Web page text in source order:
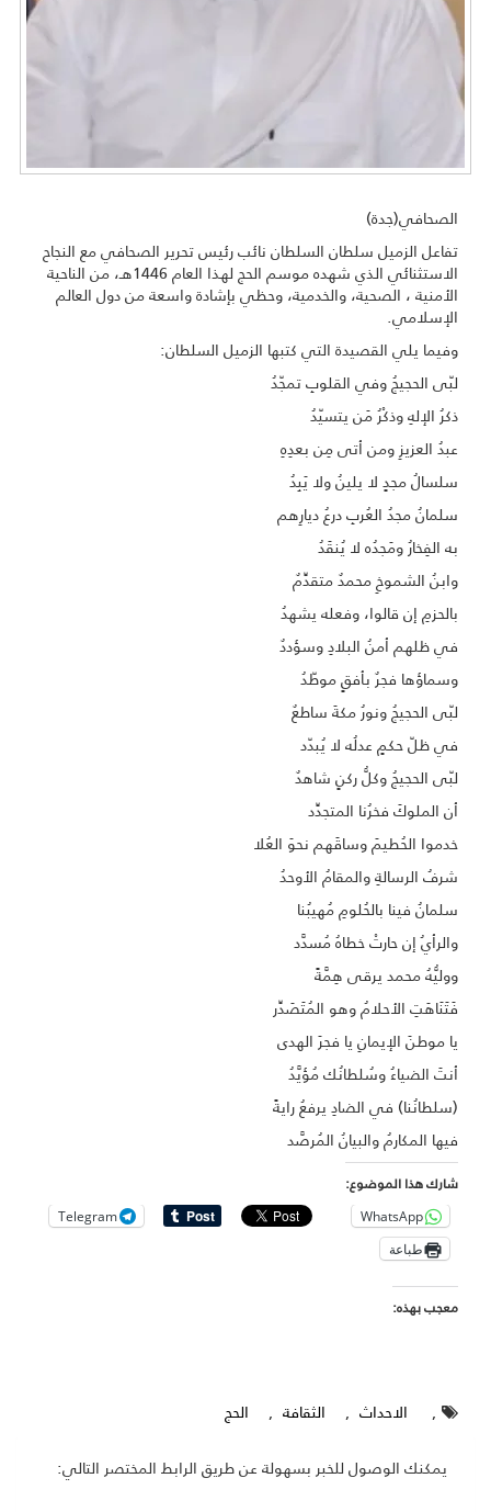
الصحافي(جدة)
تفاعل الزميل سلطان السلطان نائب رئيس تحرير الصحافي مع النجاح
الاستثنائي الذي شهده موسم الحج لهذا العام 1446هـ، من الناحية
الأمنية ، الصحية، والخدمية، وحظي بإشادة واسعة من دول العالم
الإسلامي.
وفيما يلي القصيدة التي كتبها الزميل السلطان:
لبّى الحجيجُ وفي القلوبِ تمجّدُ
ذكرُ الإلهِ وذكْرُ مَن يتسيّدُ
عبدُ العزيزِ ومن أتى مِن بعدِهِ
سلسالُ مجدٍ لا يلينُ ولا يَبِدُ
سلمانُ مجدُ العُربِ درعُ ديارِهم
به الفِخارُ ومَجدُه لا يُنقَدُ
وابنُ الشموخِ محمدٌ متقدِّمٌ
بالحزمِ إن قالوا، وفعله يشهدُ
في ظلهم أمنُ البلادِ وسؤددٌ
وسماؤها فجرٌ بأفقٍ موطّدُ
لبّى الحجيجُ ونورُ مكةَ ساطعٌ
في ظلّ حكمٍ عدلُه لا يُبدّد
لبّى الحجيجُ وكلُّ ركنٍ شاهدٌ
أن الملوكَ فخرُنا المتجدِّد
خدموا الحُطيمَ وساقَهم نحوَ العُلا
شرفُ الرسالةِ والمقامُ الأوحدُ
سلمانُ فينا بالحُلومِ مُهيبُنا
والرأيُ إن حارتْ خطاهُ مُسدَّد
ووليُّهُ محمد يرقى هِمَّةً
فَتَنَاهَتِ الأحلامُ وهو المُتَصَدِّر
يا موطنَ الإيمانِ يا فجرَ الهدى
أنتَ الضياءُ وسُلطانُك مُؤيَّدُ
(سلطانُنا) في الضادِ يرفعُ رايةً
فيها المكارمُ والبيانُ المُرصَّد
شارك هذا الموضوع:
WhatsApp
Telegram
طباعة
معجب بهذه:
, الاحداث , الثقافة , الحج
يمكنك الوصول للخبر بسهولة عن طريق الرابط المختصر التالي: